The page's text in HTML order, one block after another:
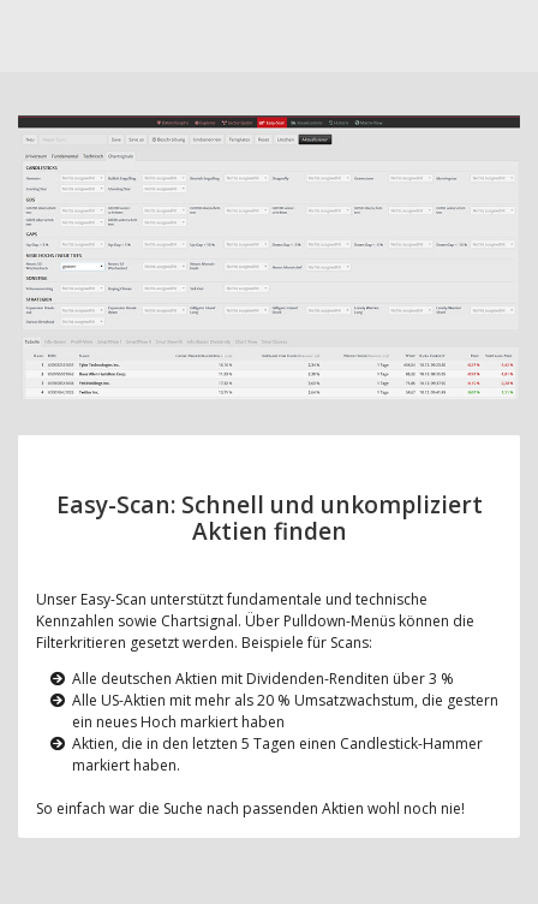
Easy-Scan: Schnell und unkompliziert
Aktien finden
Unser Easy-Scan unterstützt fundamentale und technische
Kennzahlen sowie Chartsignal. Über Pulldown-Menüs können die
Filterkritieren gesetzt werden. Beispiele für Scans:
Alle deutschen Aktien mit Dividenden-Renditen über 3 %
Alle US-Aktien mit mehr als 20 % Umsatzwachstum, die gestern
ein neues Hoch markiert haben
Aktien, die in den letzten 5 Tagen einen Candlestick-Hammer
markiert haben.
So einfach war die Suche nach passenden Aktien wohl noch nie!